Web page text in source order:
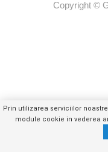
Copyright ©
Prin utilizarea serviciilor
module cookie in vederea